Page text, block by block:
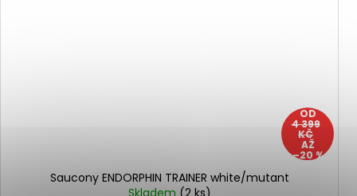
OD
4 399
KČ
AŽ
–20 %
Saucony ENDORPHIN TRAINER white/mutant